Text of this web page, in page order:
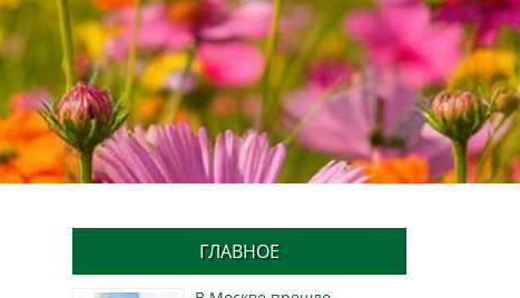
ГЛАВНОЕ